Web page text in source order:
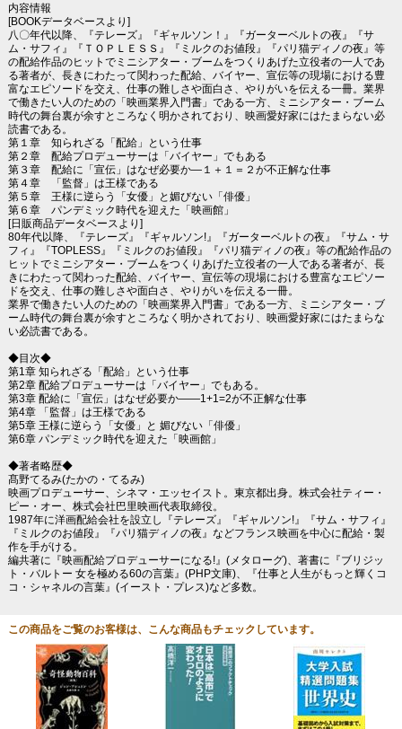
内容情報
[BOOKデータベースより]
八〇年代以降、『テレーズ』『ギャルソン！』『ガーターベルトの夜』『サ
ム・サフィ』『ＴＯＰＬＥＳＳ』『ミルクのお値段』『パリ猫ディノの夜』等
の配給作品のヒットでミニシアター・ブームをつくりあげた立役者の一人であ
る著者が、長きにわたって関わった配給、バイヤー、宣伝等の現場における豊
富なエピソードを交え、仕事の難しさや面白さ、やりがいを伝える一冊。業界
で働きたい人のための「映画業界入門書」である一方、ミニシアター・ブーム
時代の舞台裏が余すところなく明かされており、映画愛好家にはたまらない必
読書である。
第１章 知られざる「配給」という仕事
第２章 配給プロデューサーは「バイヤー」でもある
第３章 配給に「宣伝」はなぜ必要か―１＋１＝２が不正解な仕事
第４章 「監督」は王様である
第５章 王様に逆らう「女優」と媚びない「俳優」
第６章 パンデミック時代を迎えた「映画館」
[日販商品データベースより]
80年代以降、『テレーズ』『ギャルソン!』『ガーターベルトの夜』『サム・サ
フィ』『TOPLESS』『ミルクのお値段』『パリ猫ディノの夜』等の配給作品の
ヒットでミニシアター・ブームをつくりあげた立役者の一人である著者が、長
きにわたって関わった配給、バイヤー、宣伝等の現場における豊富なエピソー
ドを交え、仕事の難しさや面白さ、やりがいを伝える一冊。
業界で働きたい人のための「映画業界入門書」である一方、ミニシアター・ブ
ーム時代の舞台裏が余すところなく明かされており、映画愛好家にはたまらな
い必読書である。
◆目次◆
第1章 知られざる「配給」という仕事
第2章 配給プロデューサーは「バイヤー」でもある。
第3章 配給に「宣伝」はなぜ必要か――1+1=2が不正解な仕事
第4章 「監督」は王様である
第5章 王様に逆らう「女優」と 媚びない「俳優」
第6章 パンデミック時代を迎えた「映画館」
◆著者略歴◆
髙野てるみ(たかの・てるみ)
映画プロデューサー、シネマ・エッセイスト。東京都出身。株式会社ティー・
ピー・オー、株式会社巴里映画代表取締役。
1987年に洋画配給会社を設立し『テレーズ』『ギャルソン!』『サム・サフィ』
『ミルクのお値段』『パリ猫ディノの夜』などフランス映画を中心に配給・製
作を手がける。
編共著に『映画配給プロデューサーになる!』(メタローグ)、著書に『ブリジッ
ト・バルトー 女を極める60の言葉』(PHP文庫)、『仕事と人生がもっと輝くコ
コ・シャネルの言葉』(イースト・プレス)など多数。
この商品をご覧のお客様は、こんな商品もチェックしています。